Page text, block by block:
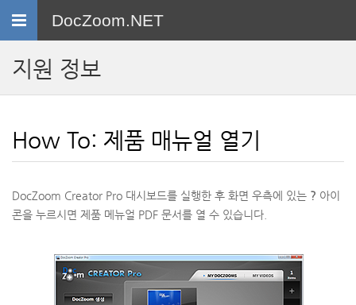
Toggle
DocZoom.NET
지원 정보
How To: 제품 매뉴얼 열기
DocZoom Creator Pro 대시보드를 실행한 후 화면 우측에 있는 ? 아이
콘을 누르시면 제품 메뉴얼 PDF 문서를 열 수 있습니다.